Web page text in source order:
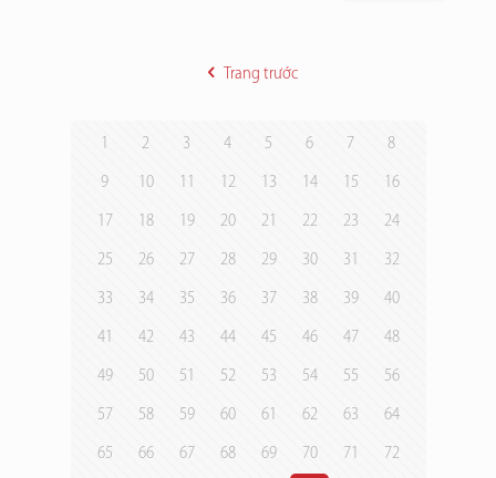
Trang trước
1 2 3 4 5 6 7 8
9 10 11 12 13 14 15 16
17 18 19 20 21 22 23 24
25 26 27 28 29 30 31 32
33 34 35 36 37 38 39 40
41 42 43 44 45 46 47 48
49 50 51 52 53 54 55 56
57 58 59 60 61 62 63 64
65 66 67 68 69 70 71 72